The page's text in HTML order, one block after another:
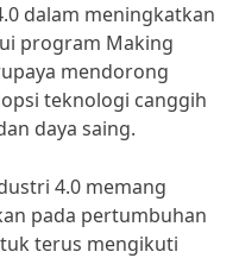
dalam meningkatkan
program Making
mendorong
teknologi canggih
daya saing.
4.0 memang
pada pertumbuhan
terus mengikuti